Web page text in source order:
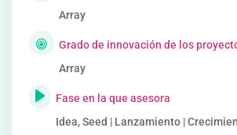
Array
Grado de innovación de los
Array
Fase en la que asesora
Idea, Seed | Lanzamiento |